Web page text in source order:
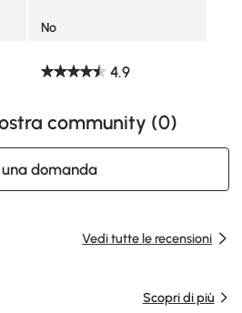
No
4.9
community (0)
una domanda
Vedi tutte le recensioni
Scopri di più